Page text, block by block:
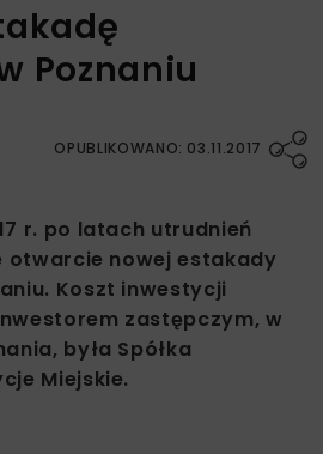
Poznaniu
OPUBLIKOWANO: 03.11.2017
r. po latach utrudnień
otwarcie nowej estakady
Koszt inwestycji
zastępczym, w
była Spółka
Miejskie.